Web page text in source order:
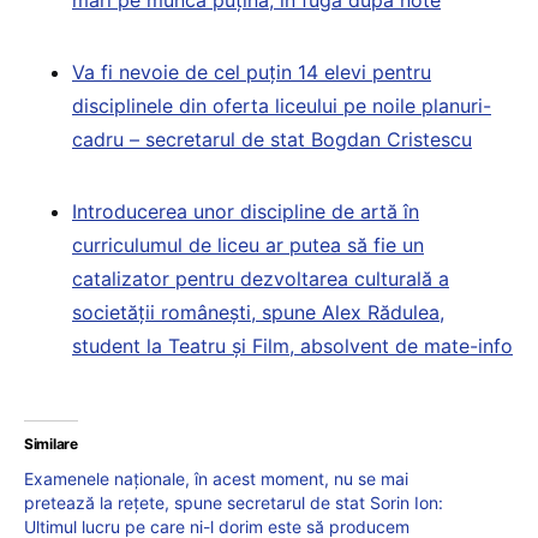
Va fi nevoie de cel puțin 14 elevi pentru
disciplinele din oferta liceului pe noile planuri-
cadru – secretarul de stat Bogdan Cristescu
Introducerea unor discipline de artă în
curriculumul de liceu ar putea să fie un
catalizator pentru dezvoltarea culturală a
societății românești, spune Alex Rădulea,
student la Teatru și Film, absolvent de mate-info
Similare
Examenele naționale, în acest moment, nu se mai
pretează la rețete, spune secretarul de stat Sorin Ion:
Ultimul lucru pe care ni-l dorim este să producem